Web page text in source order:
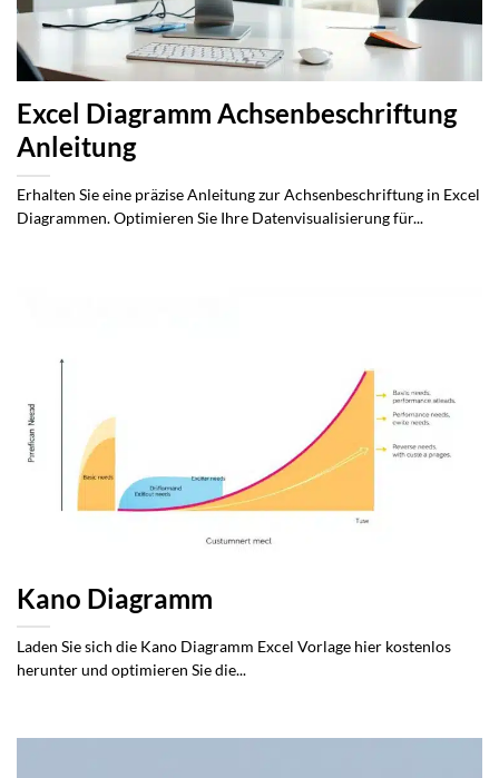
Excel Diagramm Achsenbeschriftung
Anleitung
Erhalten Sie eine präzise Anleitung zur Achsenbeschriftung in Excel
Diagrammen. Optimieren Sie Ihre Datenvisualisierung für...
Kano Diagramm
Laden Sie sich die Kano Diagramm Excel Vorlage hier kostenlos
herunter und optimieren Sie die...